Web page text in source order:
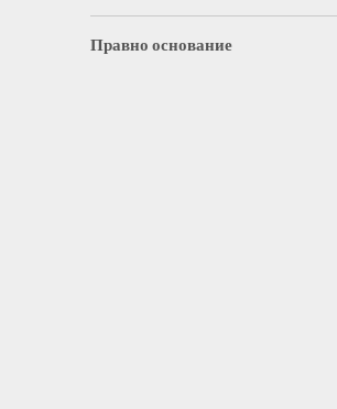
Правно основание